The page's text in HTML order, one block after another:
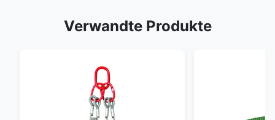
Verwandte Produkte